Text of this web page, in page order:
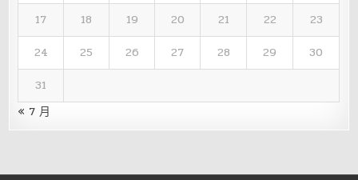
17
18 19 20 21 22
23
24
25 26 27 28 29
30
31
« 7 月